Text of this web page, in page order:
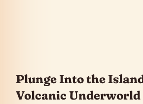
Plunge Into the
Volcanic Underworld